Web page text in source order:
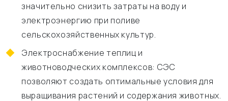
значительно снизить затраты на воду и
электроэнергию при поливе
сельскохозяйственных культур.
Электроснабжение теплиц и
животноводческих комплексов: СЭС
позволяют создать оптимальные условия для
выращивания растений и содержания животных.